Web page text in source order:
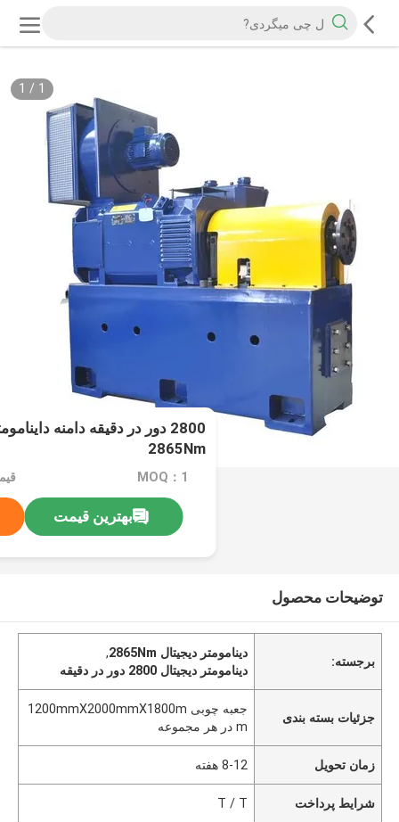
1
/
1
2800 دور در دقیقه دامنه
2865Nm
MOQ：1
بهترین قیمت
توضیحات محصول
برجسته:
دینامومتر دیجیتال 2865Nm
,
دینامومتر دیجیتال 2800 دور در دقیقه
جزئیات بسته بندی
جعبه چوبی 1200mmX2000mmX1800m
m در هر مجموعه
زمان تحویل 8-12 هفته
شرایط پرداخت T / T